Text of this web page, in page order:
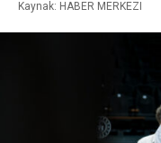
Kaynak: HABER MERKEZI